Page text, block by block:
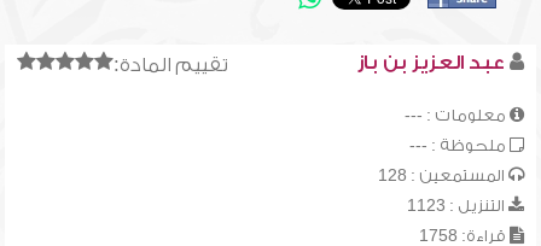
تقييم المادة: عبد العزيز بن باز
معلومات : ---
ملحوظة : ---
المستمعين : 128
التنزيل : 1123
قراءة: 1758